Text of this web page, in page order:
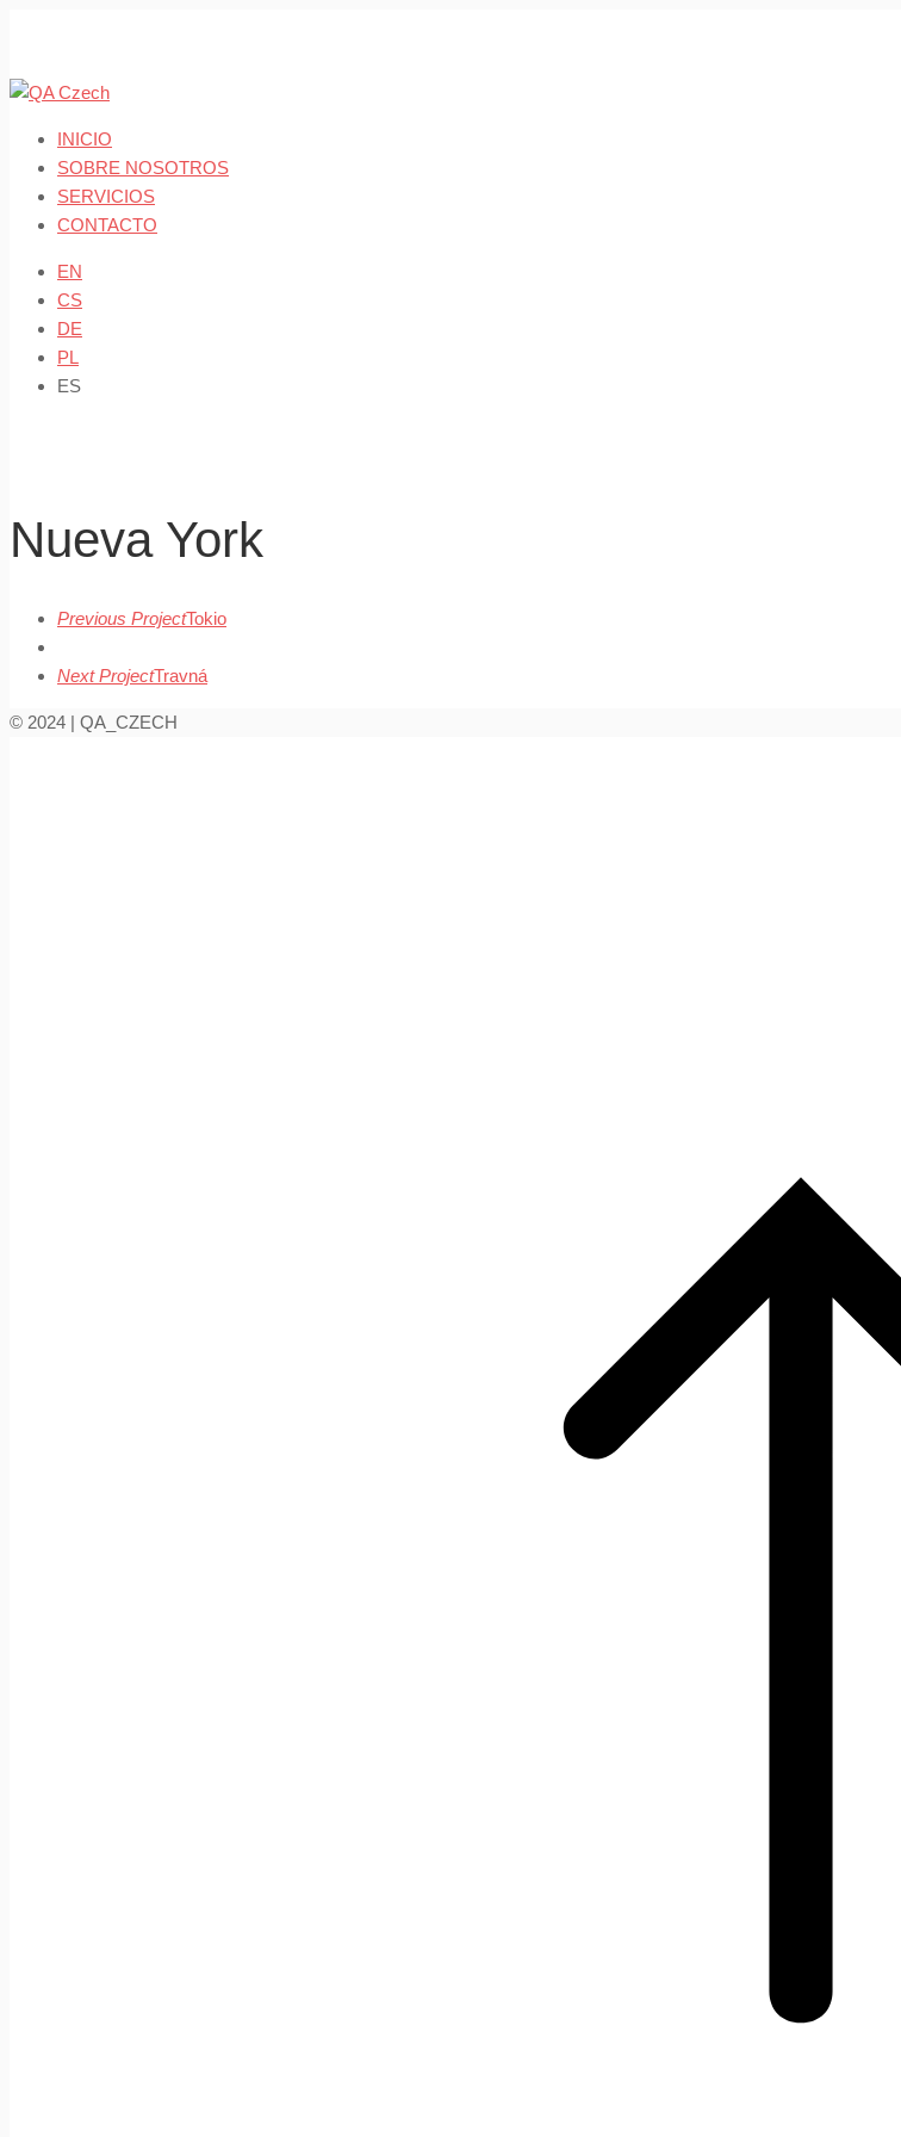
content
INICIO
SOBRE NOSOTROS
SERVICIOS
CONTACTO
EN
CS
DE
PL
ES
Nueva York
Previous ProjectTokio
Next ProjectTravná
© 2024 | QA_CZECH